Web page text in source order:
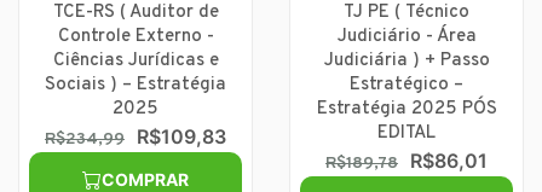
TCE-RS ( Auditor de
Controle Externo -
Ciências Jurídicas e
Sociais ) – Estratégia
2025
R$234,99 R$109,83
COMPRAR
TJ PE ( Técnico
Judiciário - Área
Judiciária ) + Passo
Estratégico –
Estratégia 2025 PÓS
EDITAL
R$189,78 R$86,01